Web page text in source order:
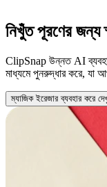
নিখুঁত পূরণের জন্য
ClipSnap উন্নত AI ব্যবহার
মাধ্যমে পুনরুদ্ধার করে, যা
ম্যাজিক ইরেজার ব্যবহার করে